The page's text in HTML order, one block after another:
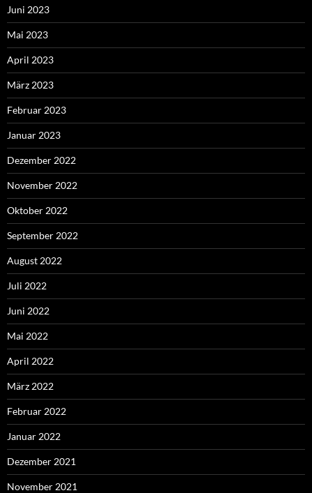
Juni 2023
Mai 2023
April 2023
März 2023
Februar 2023
Januar 2023
Dezember 2022
November 2022
Oktober 2022
September 2022
August 2022
Juli 2022
Juni 2022
Mai 2022
April 2022
März 2022
Februar 2022
Januar 2022
Dezember 2021
November 2021